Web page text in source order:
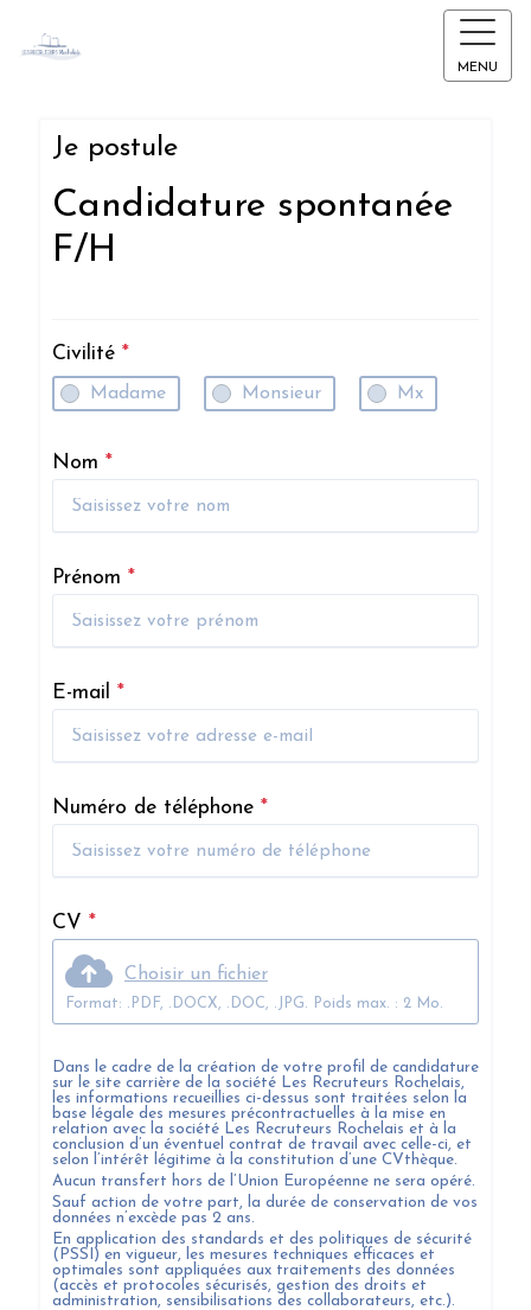
MENU
Je postule
Candidature spontanée
F/H
Civilité *
Madame Monsieur Mx
Nom *
Prénom *
E-mail *
Numéro de téléphone *
CV *
Choisir un fichier
Format: .PDF, .DOCX, .DOC, .JPG. Poids max. : 2 Mo.
Dans le cadre de la création de votre profil de candidature
sur le site carrière de la société Les Recruteurs Rochelais,
les informations recueillies ci-dessus sont traitées selon la
base légale des mesures précontractuelles à la mise en
relation avec la société Les Recruteurs Rochelais et à la
conclusion d’un éventuel contrat de travail avec celle-ci, et
selon l’intérêt légitime à la constitution d’une CVthèque.
Aucun transfert hors de l’Union Européenne ne sera opéré.
Sauf action de votre part, la durée de conservation de vos
données n’excède pas 2ans.
En application des standards et des politiques de sécurité
(PSSI) en vigueur, les mesures techniques efficaces et
optimales sont appliquées aux traitements des données
(accès et protocoles sécurisés, gestion des droits et
administration, sensibilisations des collaborateurs, etc.).